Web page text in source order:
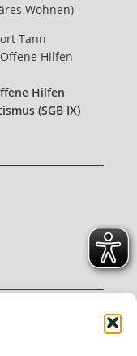
Wohnen)
Tann
Hilfen
Hilfen
(SGB IX)